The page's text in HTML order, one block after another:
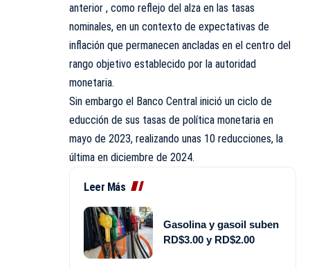
anterior , como reflejo del alza en las tasas
nominales, en un contexto de expectativas de
inflación que permanecen ancladas en el centro del
rango objetivo establecido por la autoridad
monetaria.
Sin embargo el Banco Central inició un ciclo de
educción de sus tasas de política monetaria en
mayo de 2023, realizando unas 10 reducciones, la
última en diciembre de 2024.
Leer Más
Gasolina y gasoil suben
RD$3.00 y RD$2.00